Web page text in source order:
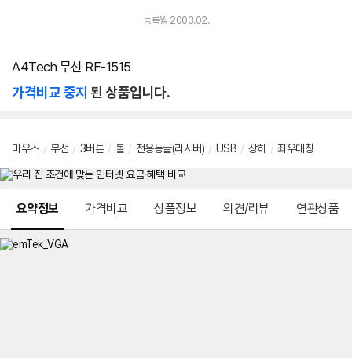
등록월 2003.02.
A4Tech 무선 RF-1515
가격비교 중지 된 상품입니다.
마우스 / 무선 / 3버튼 / 볼 / 전용동글(리시버) / USB / 상하 / 좌우대칭
요약정보 가격비교 상품정보 의견/리뷰 연관상품